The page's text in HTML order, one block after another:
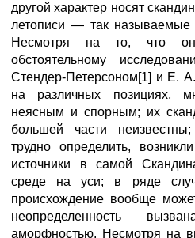
другой характер носят
летописи — так называемые
Несмотря на то, что
обстоятельному
Стендер-Петерсоном[1] и Е.
на различных позициях,
неясным и спорным; их
большей части
трудно определить,
источники в самой
среде на уси; в ряде
происхождение вообще
неопределенность
аморфностью. Несмотря на